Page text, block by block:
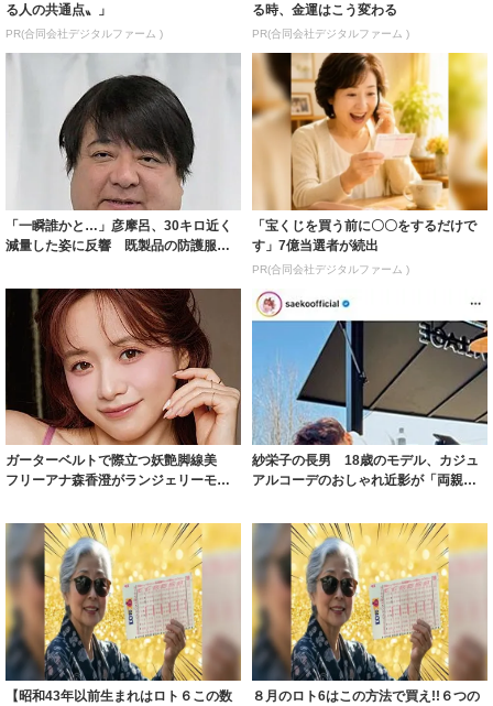
る人の共通点〟」
PR(合同会社デジタルファーム )
る時、金運はこう変わる
PR(合同会社デジタルファーム )
「一瞬誰かと…」彦摩呂、30キロ近く
減量した姿に反響 既製品の防護服が
「宝くじを買う前に〇〇をするだけで
す」7億当選者が続出
PR(合同会社デジタルファーム )
ガーターベルトで際立つ妖艶脚線美
フリーアナ森香澄がランジェリーモデ
紗栄子の長男 18歳のモデル、カジュ
アルコーデのおしゃれ近影が「両親の
【昭和43年以前生まれはロト６この数
８月のロト6はこの方法で買え!!６つの